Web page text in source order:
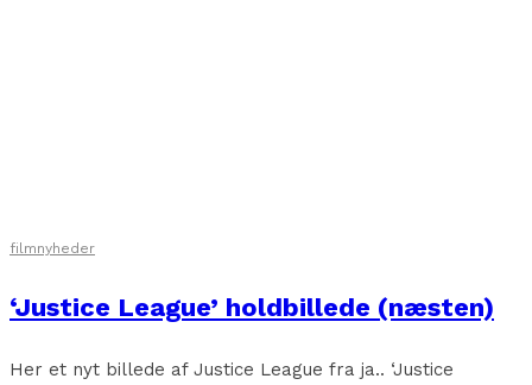
filmnyheder
‘Justice League’ holdbillede (næsten)
Her et nyt billede af Justice League fra ja.. ‘Justice